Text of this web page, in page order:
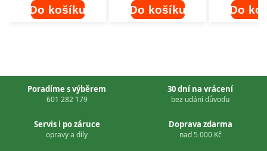
Do košíku Do košíku Do
Poradíme s výběrem
601 282 179
30 dní na vrácení
bez udání důvodu
Servis i po záruce
opravy a díly
Doprava zdarma
nad 5 000 Kč